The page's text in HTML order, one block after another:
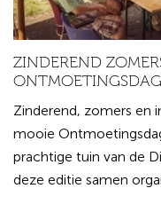
ZINDEREND
ONTMOETINGSDAG
Zinderend, zomers en
mooie
prachtige tuin van de
deze editie samen